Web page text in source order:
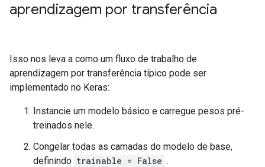
aprendizagem por transferência
Isso nos leva a como um fluxo de trabalho de
aprendizagem por transferência típico pode ser
implementado no Keras:
Instancie um modelo básico e carregue pesos pré-
treinados nele.
Congelar todas as camadas do modelo de base,
definindo trainable = False .